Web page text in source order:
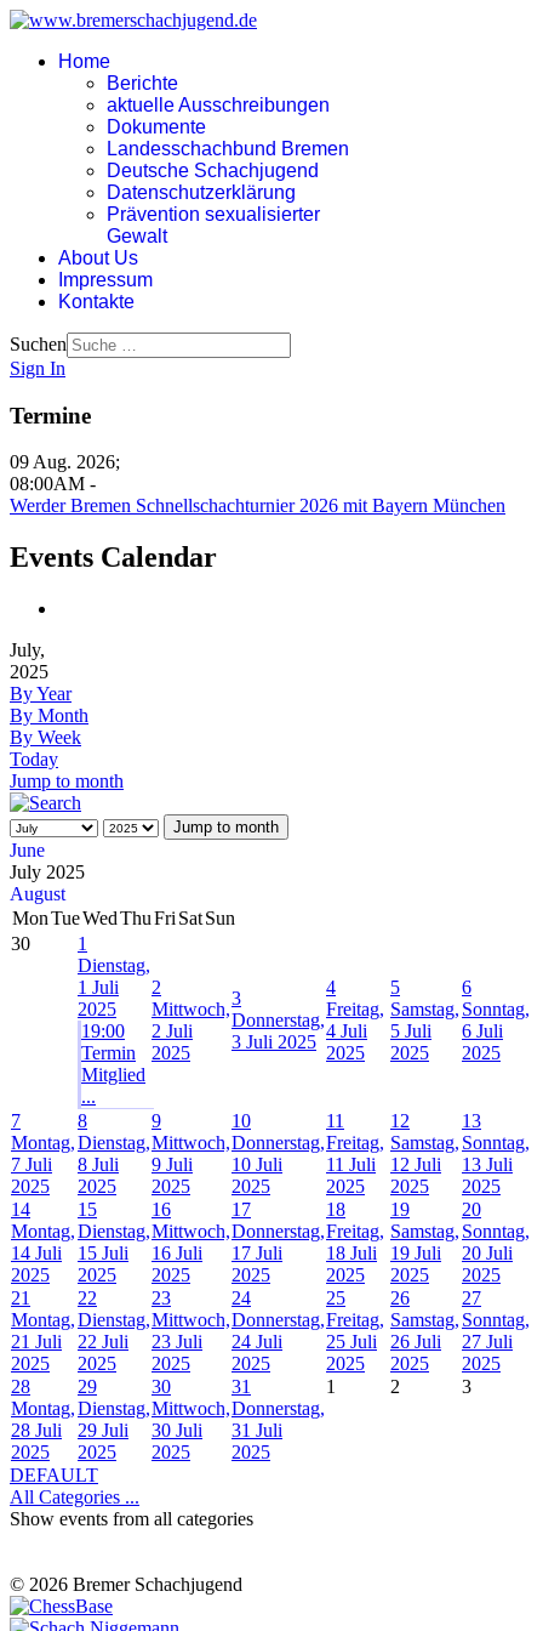
Home
Berichte
aktuelle Ausschreibungen
Dokumente
Landesschachbund Bremen
Deutsche Schachjugend
Datenschutzerklärung
Prävention sexualisierter
Gewalt
About Us
Impressum
Kontakte
Suchen
Sign In
Termine
09 Aug. 2026;
08:00AM -
Werder Bremen Schnellschachturnier 2026 mit Bayern München
Events Calendar
July,
2025
By Year
By Month
By Week
Today
Jump to month
Jump to month
June
July 2025
August
MonTueWedThuFri SatSun
30
1
Dienstag,
1 Juli
2025
19:00
Termin
Mitglied
...
2
Mittwoch,
2 Juli
2025
3
Donnerstag,
3 Juli 2025
4
Freitag,
4 Juli
2025
5
Samstag,
5 Juli
2025
6
Sonntag,
6 Juli
2025
7
Montag,
7 Juli
2025
8
Dienstag,
8 Juli
2025
9
Mittwoch,
9 Juli
2025
10
Donnerstag,
10 Juli
2025
11
Freitag,
11 Juli
2025
12
Samstag,
12 Juli
2025
13
Sonntag,
13 Juli
2025
14
Montag,
14 Juli
2025
15
Dienstag,
15 Juli
2025
16
Mittwoch,
16 Juli
2025
17
Donnerstag,
17 Juli
2025
18
Freitag,
18 Juli
2025
19
Samstag,
19 Juli
2025
20
Sonntag,
20 Juli
2025
21
Montag,
21 Juli
2025
22
Dienstag,
22 Juli
2025
23
Mittwoch,
23 Juli
2025
24
Donnerstag,
24 Juli
2025
25
Freitag,
25 Juli
2025
26
Samstag,
26 Juli
2025
27
Sonntag,
27 Juli
2025
28
Montag,
28 Juli
2025
29
Dienstag,
29 Juli
2025
30
Mittwoch,
30 Juli
2025
31
Donnerstag,
31 Juli
2025
1 2 3
DEFAULT
All Categories ...
Show events from all categories
© 2026 Bremer Schachjugend